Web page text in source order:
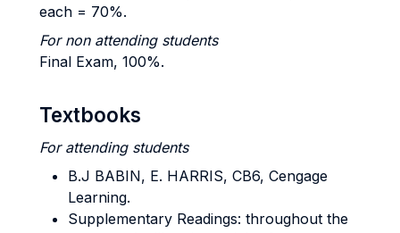
each = 70%.
For non attending students
Final Exam, 100%.
Textbooks
For attending students
B.J BABIN, E. HARRIS, CB6, Cengage
Learning.
Supplementary Readings: throughout the